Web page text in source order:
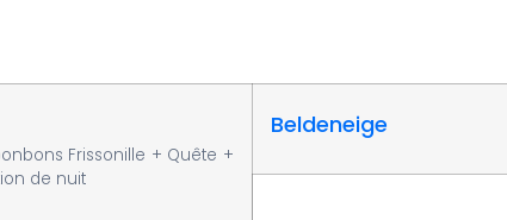
Frissonille + Quête +
de nuit
Beldeneige